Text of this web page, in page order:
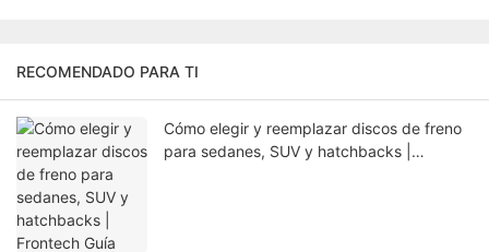
RECOMENDADO PARA TI
Cómo elegir y reemplazar discos de freno
para sedanes, SUV y hatchbacks |